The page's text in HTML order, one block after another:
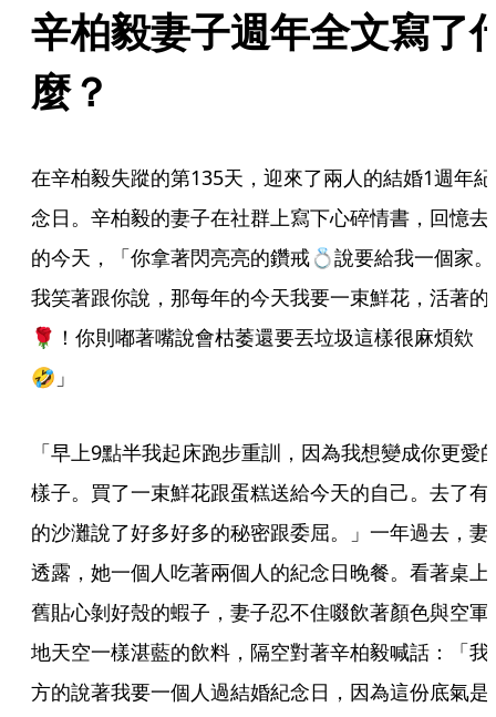
辛柏毅妻子週年全文寫了
麼？
在辛柏毅失蹤的第135天，迎來了兩人的結婚1週年紀
念日。辛柏毅的妻子在社群上寫下心碎情書，回憶去
的今天，「你拿著閃亮亮的鑽戒💍說要給我一個家。
我笑著跟你說，那每年的今天我要一束鮮花，活著的
🌹！你則嘟著嘴說會枯萎還要丟垃圾這樣很麻煩欸
🤣」
「早上9點半我起床跑步重訓，因為我想變成你更愛
樣子。買了一束鮮花跟蛋糕送給今天的自己。去了有
的沙灘說了好多好多的秘密跟委屈。」一年過去，妻
透露，她一個人吃著兩個人的紀念日晚餐。看著桌上
舊貼心剝好殼的蝦子，妻子忍不住啜飲著顏色與空軍
地天空一樣湛藍的飲料，隔空對著辛柏毅喊話：「我
方的說著我要一個人過結婚紀念日，因為這份底氣是